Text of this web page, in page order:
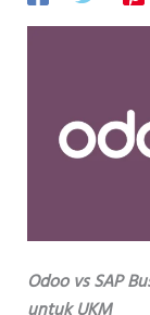
Odoo vs SAP